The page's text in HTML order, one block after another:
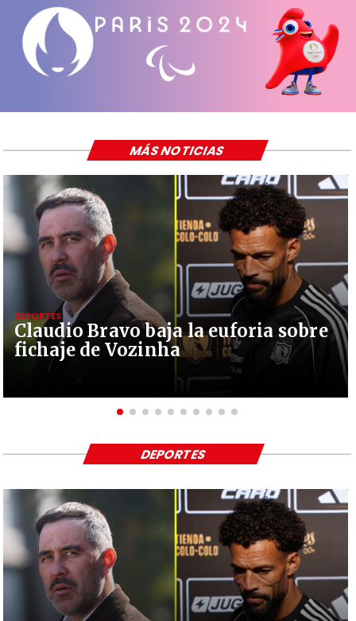
Claudio Bravo baja la euforia sobre
fichaje de Vozinha
DEPORTES
MÁS NOTICIAS
DEPORTES